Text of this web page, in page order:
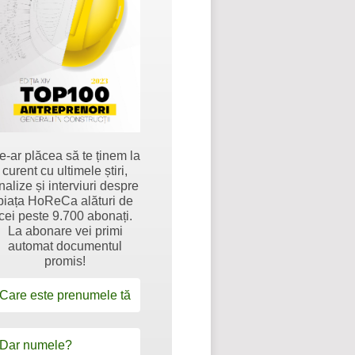
ar plăcea să te ținem la
curent cu ultimele știri,
și interviuri despre
HoReCa alături de
peste 9.700 abonați.
La abonare vei primi
automat documentul
promis!